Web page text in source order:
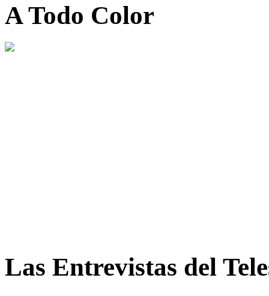
A Todo Color
Las Entrevistas del